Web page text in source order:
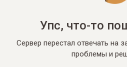
Упс, что-то
Сервер перестал отвечать на
проблемы и